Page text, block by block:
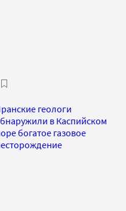
геологи
в Каспийском
богатое газовое